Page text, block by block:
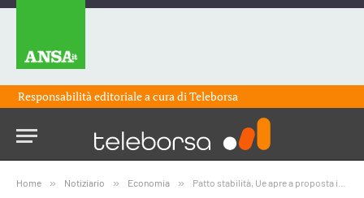
Responsabilità editoriale a cura diTeleborsa
Home » Notiziario » Economia » Patto stabilità, Ue apre a proposta italiana di deroga per spese energia